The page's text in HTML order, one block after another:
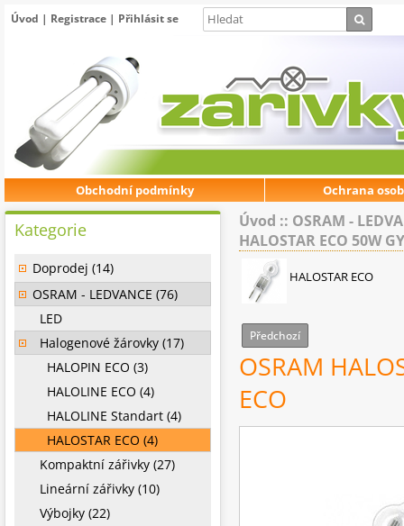
Úvod | Registrace | Přihlásit se
Obchodní podmínky Ochrana
Úvod :: OSRAM -
HALOSTAR ECO 50W
HALOSTAR ECO
Předchozí
OSRAM
ECO
Kategorie
Doprodej (14)
OSRAM - LEDVANCE (76)
LED
Halogenové žárovky (17)
HALOPIN ECO (3)
HALOLINE ECO (4)
HALOLINE Standart (4)
HALOSTAR ECO (4)
Kompaktní zářivky (27)
Lineární zářivky (10)
Výbojky (22)